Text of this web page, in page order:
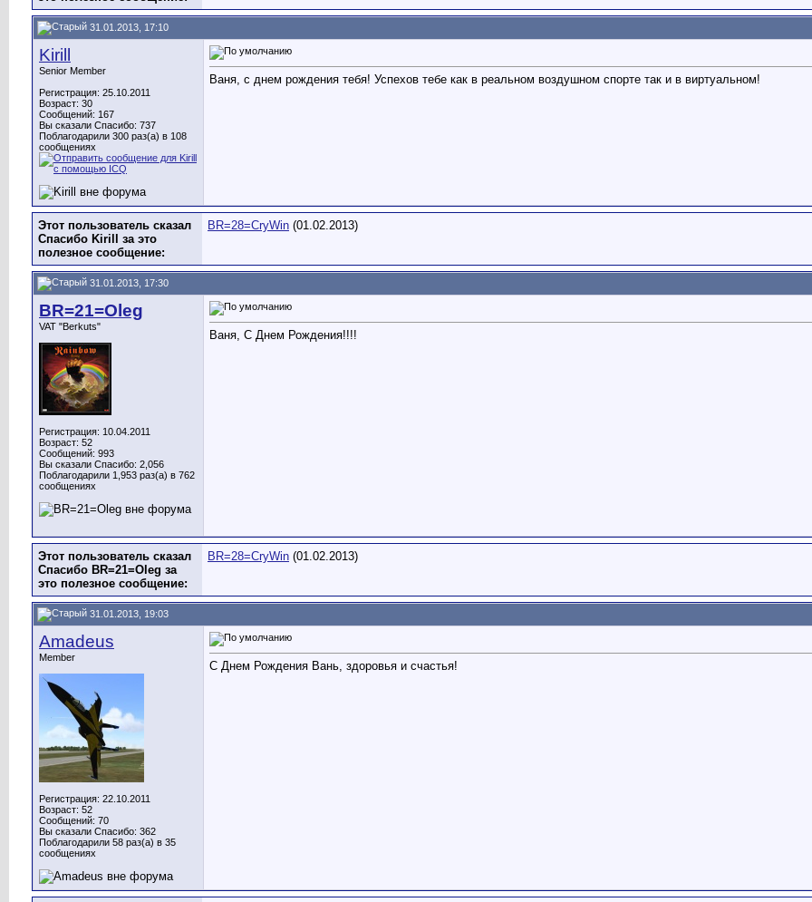
31.01.2013, 17:10
Kirill
Senior Member
Регистрация: 25.10.2011
Возраст: 30
Сообщений: 167
Вы сказали Спасибо: 737
Поблагодарили 300 раз(а) в 108
сообщениях
Ваня, с днем рождения тебя! Успехов тебе как в реальном воздушном спорте так и в виртуальном!
Этот пользователь сказал
Спасибо Kirill за это
полезное сообщение:
BR=28=CryWin (01.02.2013)
31.01.2013, 17:30
BR=21=Oleg
VAT "Berkuts"
Регистрация: 10.04.2011
Возраст: 52
Сообщений: 993
Вы сказали Спасибо: 2,056
Поблагодарили 1,953 раз(а) в 762
сообщениях
Ваня, С Днем Рождения!!!!
Этот пользователь сказал
Спасибо BR=21=Oleg за
это полезное сообщение:
BR=28=CryWin (01.02.2013)
31.01.2013, 19:03
Amadeus
Member
Регистрация: 22.10.2011
Возраст: 52
Сообщений: 70
Вы сказали Спасибо: 362
Поблагодарили 58 раз(а) в 35
сообщениях
С Днем Рождения Вань, здоровья и счастья!